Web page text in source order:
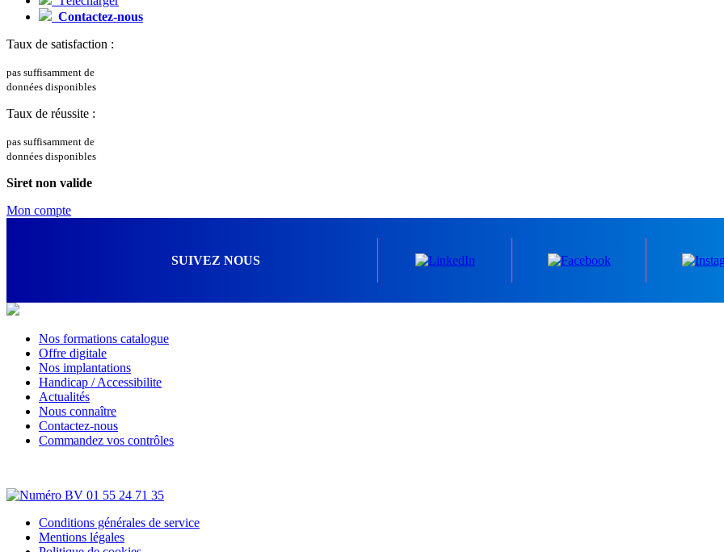
Contactez-nous
Taux de satisfaction :
pas suffisamment de
données disponibles
Taux de réussite :
pas suffisamment de
données disponibles
Siret non valide
Mon compte
SUIVEZ NOUS
Nos formations catalogue
Offre digitale
Nos implantations
Handicap / Accessibilite
Actualités
Nous connaître
Contactez-nous
Commandez vos contrôles
Conditions générales de service
Mentions légales